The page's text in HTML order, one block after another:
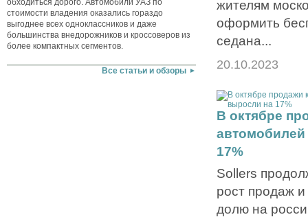
стоимости владения оказались гораздо
выгоднее всех одноклассников и даже
большинства внедорожников и кроссоверов из
более компактных сегментов.
Все статьи и обзоры
жителям
оформить
седана...
20.10.2023
В октябре
17%
Sollers
рост продаж
долю на